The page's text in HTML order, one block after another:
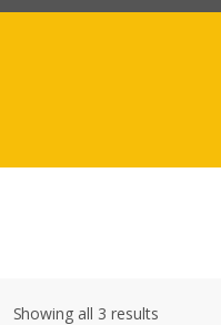
Showing all 3 results